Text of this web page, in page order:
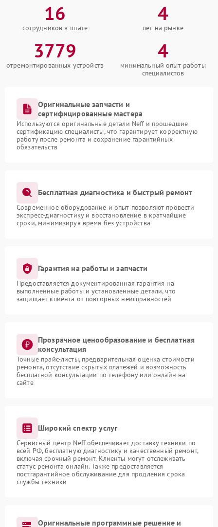
16
сотрудников в штате
4
лет на рынке
3779
отремонтированных устройств
4
минимальный опыт работы
специалистов
Оригинальные запчасти и
сертифицированные мастера
Используются оригинальные детали Neff и прошедшие
сертификацию специалисты, что гарантирует корректную
работу после ремонта и сохранение гарантийных
обязательств
Бесплатная диагностика и быстрый ремонт
Современное оборудование и опыт позволяют провести
экспресс-диагностику и восстановление в кратчайшие
сроки, минимизируя время без устройства
Гарантия на работы и запчасти
Предоставляется документированная гарантия на
выполненные работы и установленные детали, что
защищает клиента от повторных неисправностей
Прозрачное ценообразование и бесплатная
консультация
Точные прайс-листы, предварительная оценка стоимости
ремонта, отсутствие скрытых платежей и возможность
бесплатной консультации по телефону или онлайн на
сайте
Широкий спектр услуг
Сервисный центр Neff обеспечивает доставку техники по
всей РФ, бесплатную диагностику и качественный ремонт,
включая срочный ремонт. Клиенты могут отслеживать
статус ремонта онлайн. Также предоставляется
постгарантийное обслуживание для продления срока
службы техники
Оригинальные программные решение и